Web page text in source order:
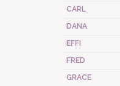
CARL
DANA
EFFI
FRED
GRACE